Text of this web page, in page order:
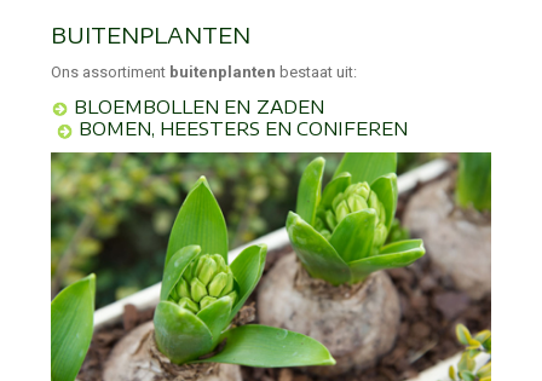
BUITENPLANTEN
Ons assortiment buitenplanten bestaat uit:
BLOEMBOLLEN EN ZADEN
BOMEN, HEESTERS EN CONIFEREN